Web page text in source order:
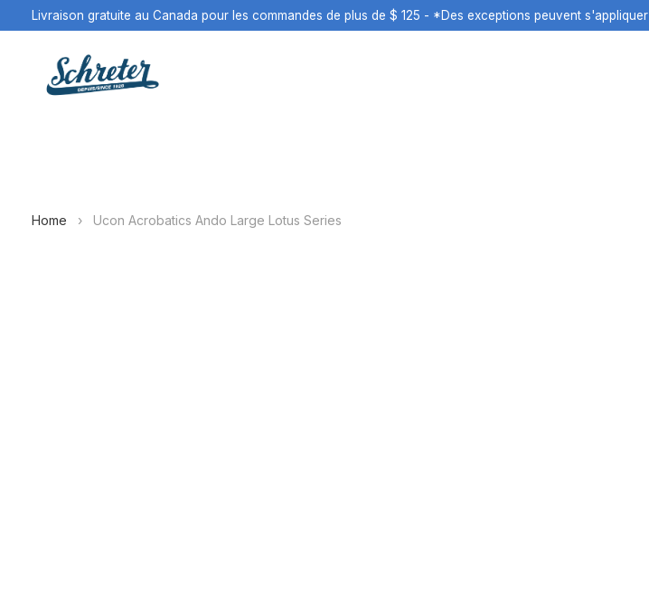
Livraison gratuite au Canada pour les commandes de plus de $ 125 - *Des exceptions peuvent s'appliquer
Home › Ucon Acrobatics Ando Large Lotus Series